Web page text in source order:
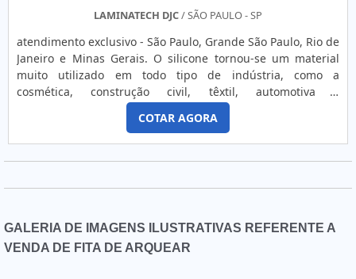
LAMINATECH DJC/ SÃO PAULO - SP
atendimento exclusivo - São Paulo, Grande São Paulo, Rio de
Janeiro e Minas Gerais. O silicone tornou-se um material
muito utilizado em todo tipo de indústria, como a
cosmética, construção civil, têxtil, automotiva e
farmacêutica. Muita gente nem imagina, mas o silicone
também é encontrado em rótulos de embalagens. Seu uso
nessa indústria se deve a proteção e a resistência que ele
oferece aos adesivos. Vantagens da aplicação de rótulos
COTAR AGORA
GALERIA DE IMAGENS ILUSTRATIVAS REFERENTE A
VENDA DE FITA DE ARQUEAR